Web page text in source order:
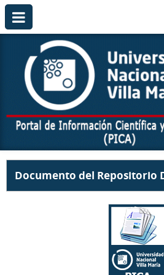
Documento del Repositorio